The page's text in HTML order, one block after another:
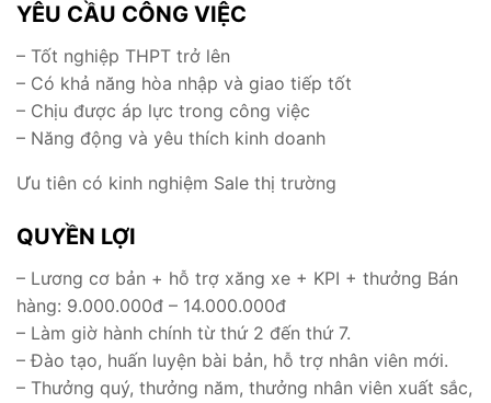
YÊU CẦU CÔNG VIỆC
– Tốt nghiệp THPT trở lên
– Có khả năng hòa nhập và giao tiếp tốt
– Chịu được áp lực trong công việc
– Năng động và yêu thích kinh doanh
Ưu tiên có kinh nghiệm Sale thị trường
QUYỀN LỢI
– Lương cơ bản + hỗ trợ xăng xe + KPI + thưởng Bán
hàng: 9.000.000đ – 14.000.000đ
– Làm giờ hành chính từ thứ 2 đến thứ 7.
– Đào tạo, huấn luyện bài bản, hỗ trợ nhân viên mới.
– Thưởng quý, thưởng năm, thưởng nhân viên xuất sắc,